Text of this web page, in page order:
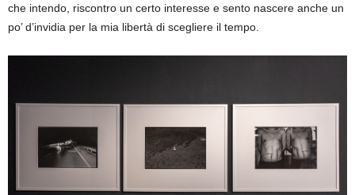
che intendo, riscontro un certo interesse e sento nascere anche un
po’ d’invidia per la mia libertà di scegliere il tempo.